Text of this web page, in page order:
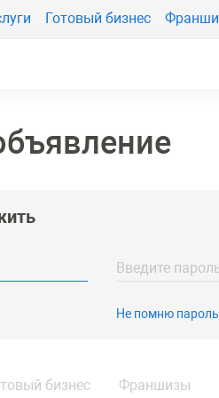
Готовый бизнес
Введите
Не помню пароль
бизнес Франшизы